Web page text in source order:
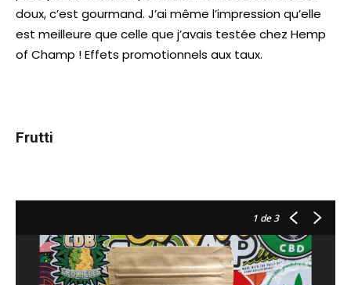
doux, c’est gourmand. J’ai même l’impression qu’elle
est meilleure que celle que j’avais testée chez Hemp
of Champ ! Effets promotionnels aux taux.
Frutti
1 de 3